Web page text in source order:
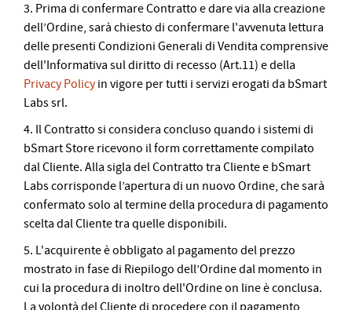
3. Prima di confermare Contratto e dare via alla creazione
dell’Ordine, sarà chiesto di confermare l'avvenuta lettura
delle presenti Condizioni Generali di Vendita comprensive
dell'Informativa sul diritto di recesso (Art.11) e della
Privacy Policyin vigore per tutti i servizi erogati da bSmart
Labs srl.
4. Il Contratto si considera concluso quando i sistemi di
bSmart Store ricevono il form correttamente compilato
dal Cliente. Alla sigla del Contratto tra Cliente e bSmart
Labs corrisponde l’apertura di un nuovo Ordine, che sarà
confermato solo al termine della procedura di pagamento
scelta dal Cliente tra quelle disponibili.
5. L'acquirente è obbligato al pagamento del prezzo
mostrato in fase di Riepilogo dell’Ordine dal momento in
cui la procedura di inoltro dell'Ordine on line è conclusa.
La volontà del Cliente di procedere con il pagamento